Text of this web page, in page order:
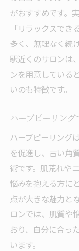
がおすすめです。
「リラックスで
多く、無理なく続
駅近くのサロンは
ンを用意している
いのも特徴です。
ハーブピーリン
ハーブピーリング
を促進し、古い角
術です。肌荒れや
悩みを抱える方に
点が大きな魅力と
ロンでは、肌質や
おり、自分に合っ
います。